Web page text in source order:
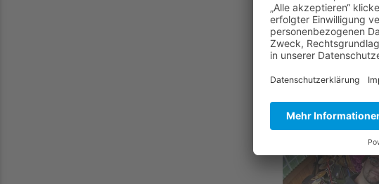
Ein buntes Etikett
gefunden: Indie-Big
der Spaß sich mit
es in der